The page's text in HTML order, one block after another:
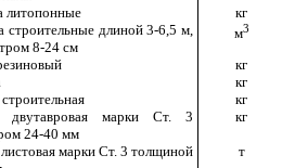
литопонные кг
строительные длиной 3-6,5 м,
8-24 см
м3
кг
кг
кг
двутавровая марки Ст. 3
24-40 мм
кг
марки Ст. 3 толщиной
т